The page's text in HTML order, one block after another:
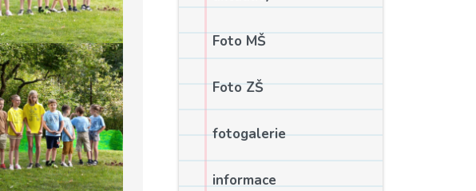
Foto MŠ
Foto ZŠ
fotogalerie
informace